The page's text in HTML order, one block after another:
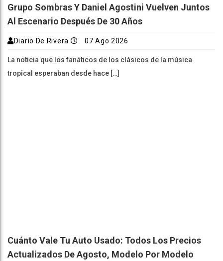
Grupo Sombras Y Daniel Agostini Vuelven Juntos
Al Escenario Después De 30 Años
Diario De Rivera 07 Ago 2026
La noticia que los fanáticos de los clásicos de la música
tropical esperaban desde hace […]
Cuánto Vale Tu Auto Usado: Todos Los Precios
Actualizados De Agosto, Modelo Por Modelo